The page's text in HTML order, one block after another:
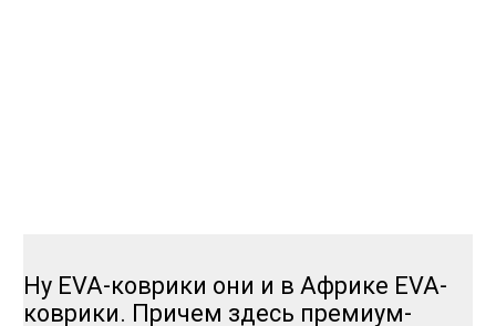
Ну EVA-коврики они и в Африке EVA-
коврики. Причем здесь премиум-